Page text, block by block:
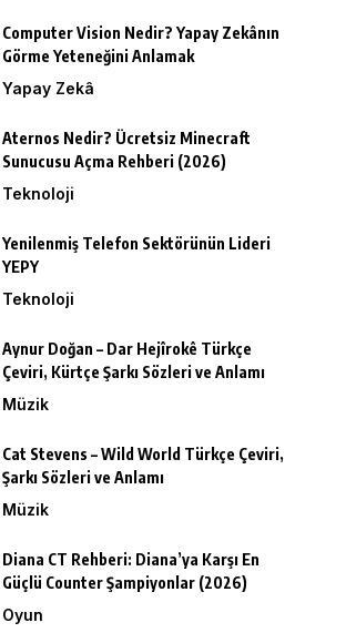
Computer Vision Nedir? Yapay Zekânın
Görme Yeteneğini Anlamak
Yapay Zekâ
Aternos Nedir? Ücretsiz Minecraft
Sunucusu Açma Rehberi (2026)
Teknoloji
Yenilenmiş Telefon Sektörünün Lideri
YEPY
Teknoloji
Aynur Doğan – Dar Hejîrokê Türkçe
Çeviri, Kürtçe Şarkı Sözleri ve Anlamı
Müzik
Cat Stevens – Wild World Türkçe Çeviri,
Şarkı Sözleri ve Anlamı
Müzik
Diana CT Rehberi: Diana’ya Karşı En
Güçlü Counter Şampiyonlar (2026)
Oyun